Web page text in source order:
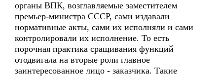
органы ВПК, возглавляемые заместителем
премьер-министра СССР, сами издавали
нормативные акты, сами их исполняли и сами
контролировали их исполнение. То есть
порочная практика сращивания функций
отодвигала на вторые роли главное
заинтересованное лицо - заказчика. Такие